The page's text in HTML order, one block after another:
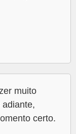
muito
certo.